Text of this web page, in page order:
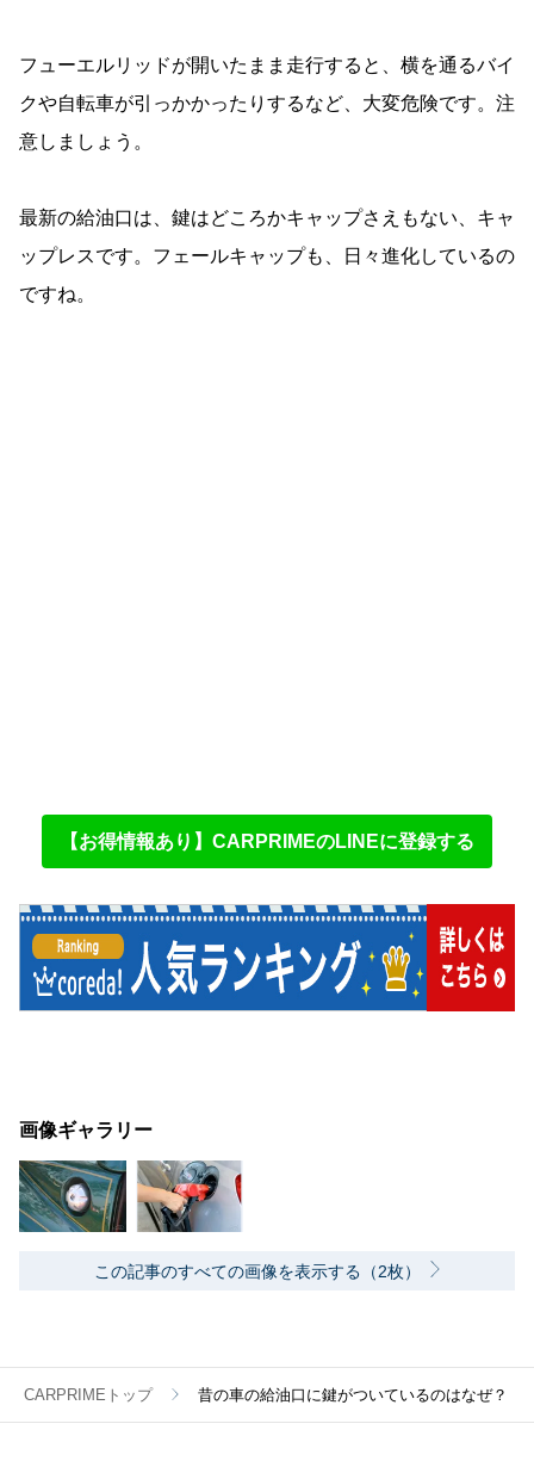
フューエルリッドが開いたまま走行すると、横を通るバイ
クや自転車が引っかかったりするなど、大変危険です。注
意しましょう。
最新の給油口は、鍵はどころかキャップさえもない、キャ
ップレスです。フェールキャップも、日々進化しているの
ですね。
【お得情報あり】CARPRIMEのLINEに登録する
画像ギャラリー
この記事のすべての画像を表示する（2枚）
CARPRIMEトップ 昔の車の給油口に鍵がついているのはなぜ？